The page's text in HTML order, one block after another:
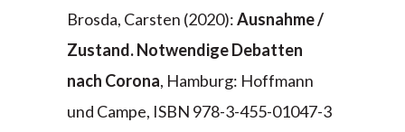
Brosda, Carsten (2020):Ausnahme /
Zustand. Notwendige Debatten
nach Corona, Hamburg: Hoffmann
und Campe, ISBN 978-3-455-01047-3